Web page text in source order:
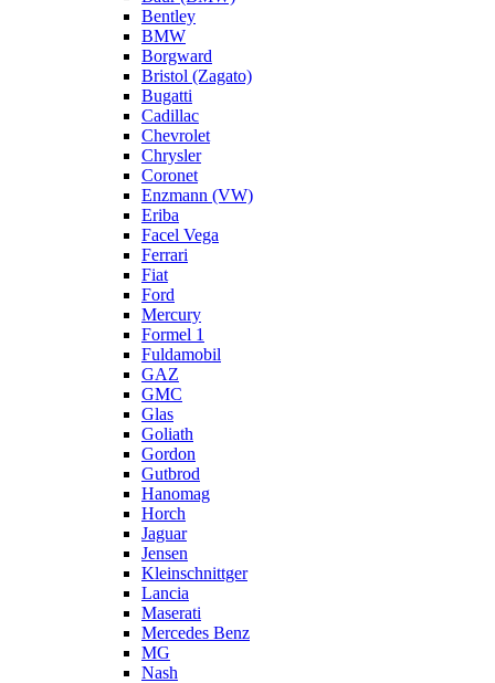
Bentley
BMW
Borgward
Bristol (Zagato)
Bugatti
Cadillac
Chevrolet
Chrysler
Coronet
Enzmann (VW)
Eriba
Facel Vega
Ferrari
Fiat
Ford
Mercury
Formel 1
Fuldamobil
GAZ
GMC
Glas
Goliath
Gordon
Gutbrod
Hanomag
Horch
Jaguar
Jensen
Kleinschnittger
Lancia
Maserati
Mercedes Benz
MG
Nash